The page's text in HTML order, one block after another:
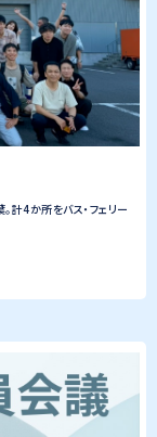
4か所をバス・フェリー